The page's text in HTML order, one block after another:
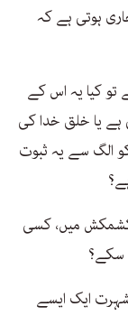
ہوتی ہے کہ
تو کیا یہ اس کے
یا خلق خدا کی
الگ سے یہ ثبوت
کشمکش میں، کسی
سکے؟
ایک ایسے